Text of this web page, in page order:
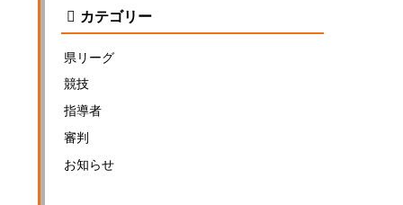
カテゴリー
県リーグ
競技
指導者
審判
お知らせ